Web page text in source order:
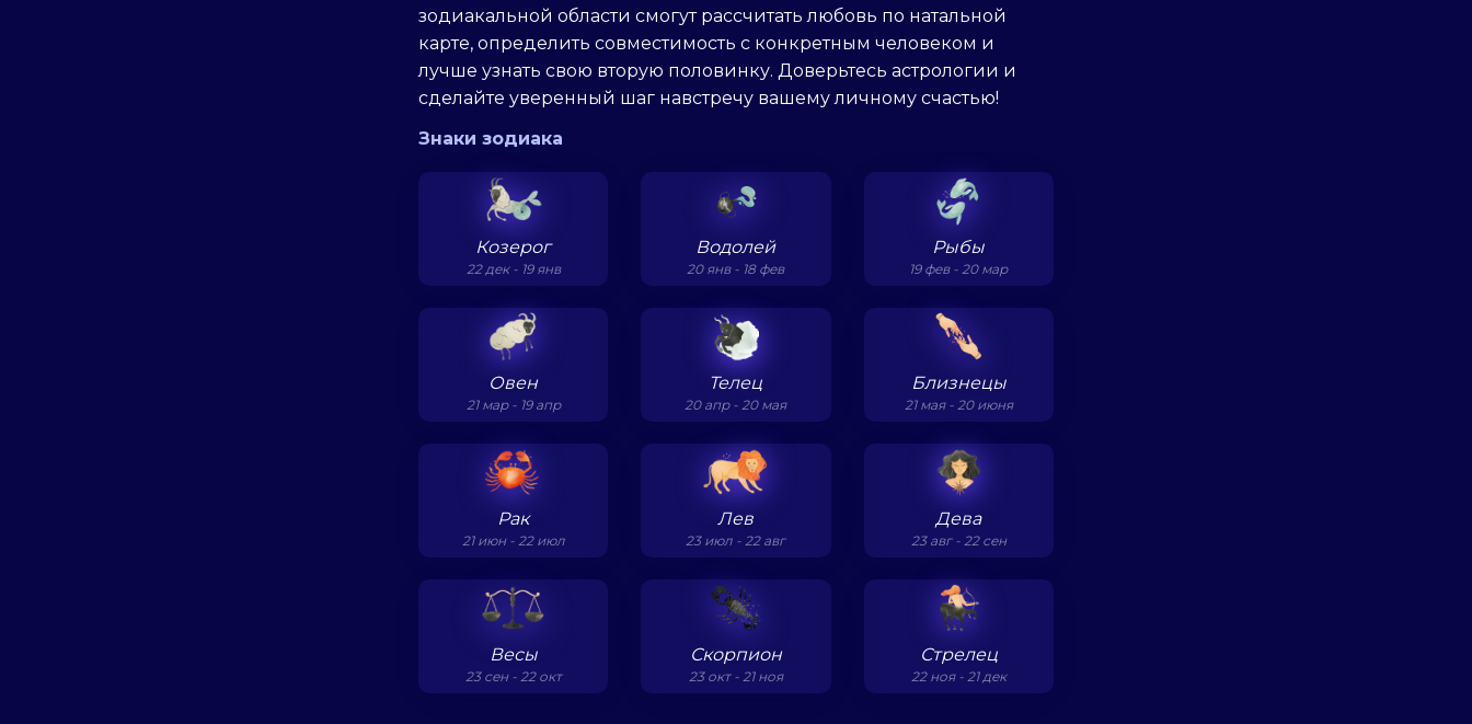
зодиакальной области смогут рассчитать любовь по натальной
карте, определить совместимость с конкретным человеком и
лучше узнать свою вторую половинку. Доверьтесь астрологии и
сделайте уверенный шаг навстречу вашему личному счастью!
Знаки зодиака
Козерог
22 дек - 19 янв
Водолей
20 янв - 18 фев
Рыбы
19 фев - 20 мар
Овен
21 мар - 19 апр
Телец
20 апр - 20 мая
Близнецы
21 мая - 20 июня
Рак
21 июн - 22 июл
Лев
23 июл - 22 авг
Дева
23 авг - 22 сен
Весы
23 сен - 22 окт
Скорпион
23 окт - 21 ноя
Стрелец
22 ноя - 21 дек